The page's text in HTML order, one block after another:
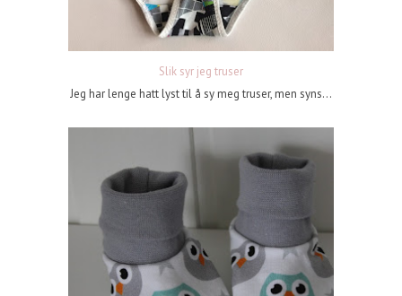
Slik syr jeg truser
Jeg har lenge hatt lyst til å sy meg truser, men syns...